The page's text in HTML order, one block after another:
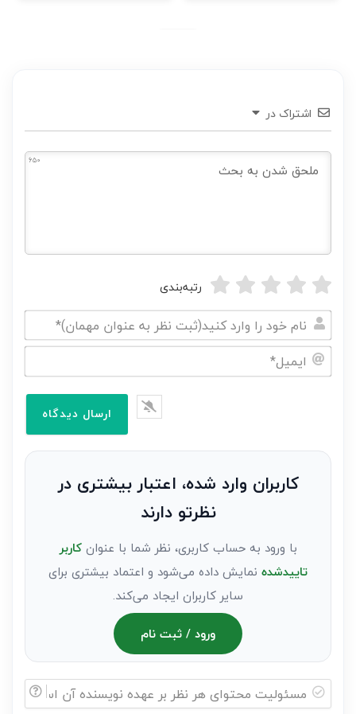
اشتراک در
650
رتبه‌بندی
نام
خود
نظر
کاربران وارد شده، اعتبار بیشتری در
نظرتو دارند
با ورود به حساب کاربری، نظر شما با عنوانکاربر
تاییدشده نمایش داده می‌شود و اعتماد بیشتری برای
سایر کاربران ایجاد می‌کند.
ورود / ثبت نام